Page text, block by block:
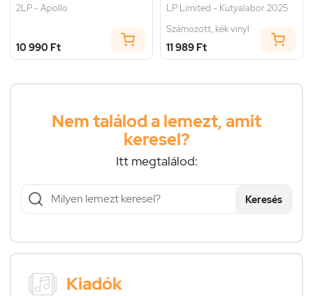
2LP - Apollo
10 990 Ft
LP Limited - Kutyalabor 2025
Számozott, kék vinyl
11 989 Ft
Nem találod a lemezt, amit
keresel?
Itt megtalálod:
Keresés
Kiadók